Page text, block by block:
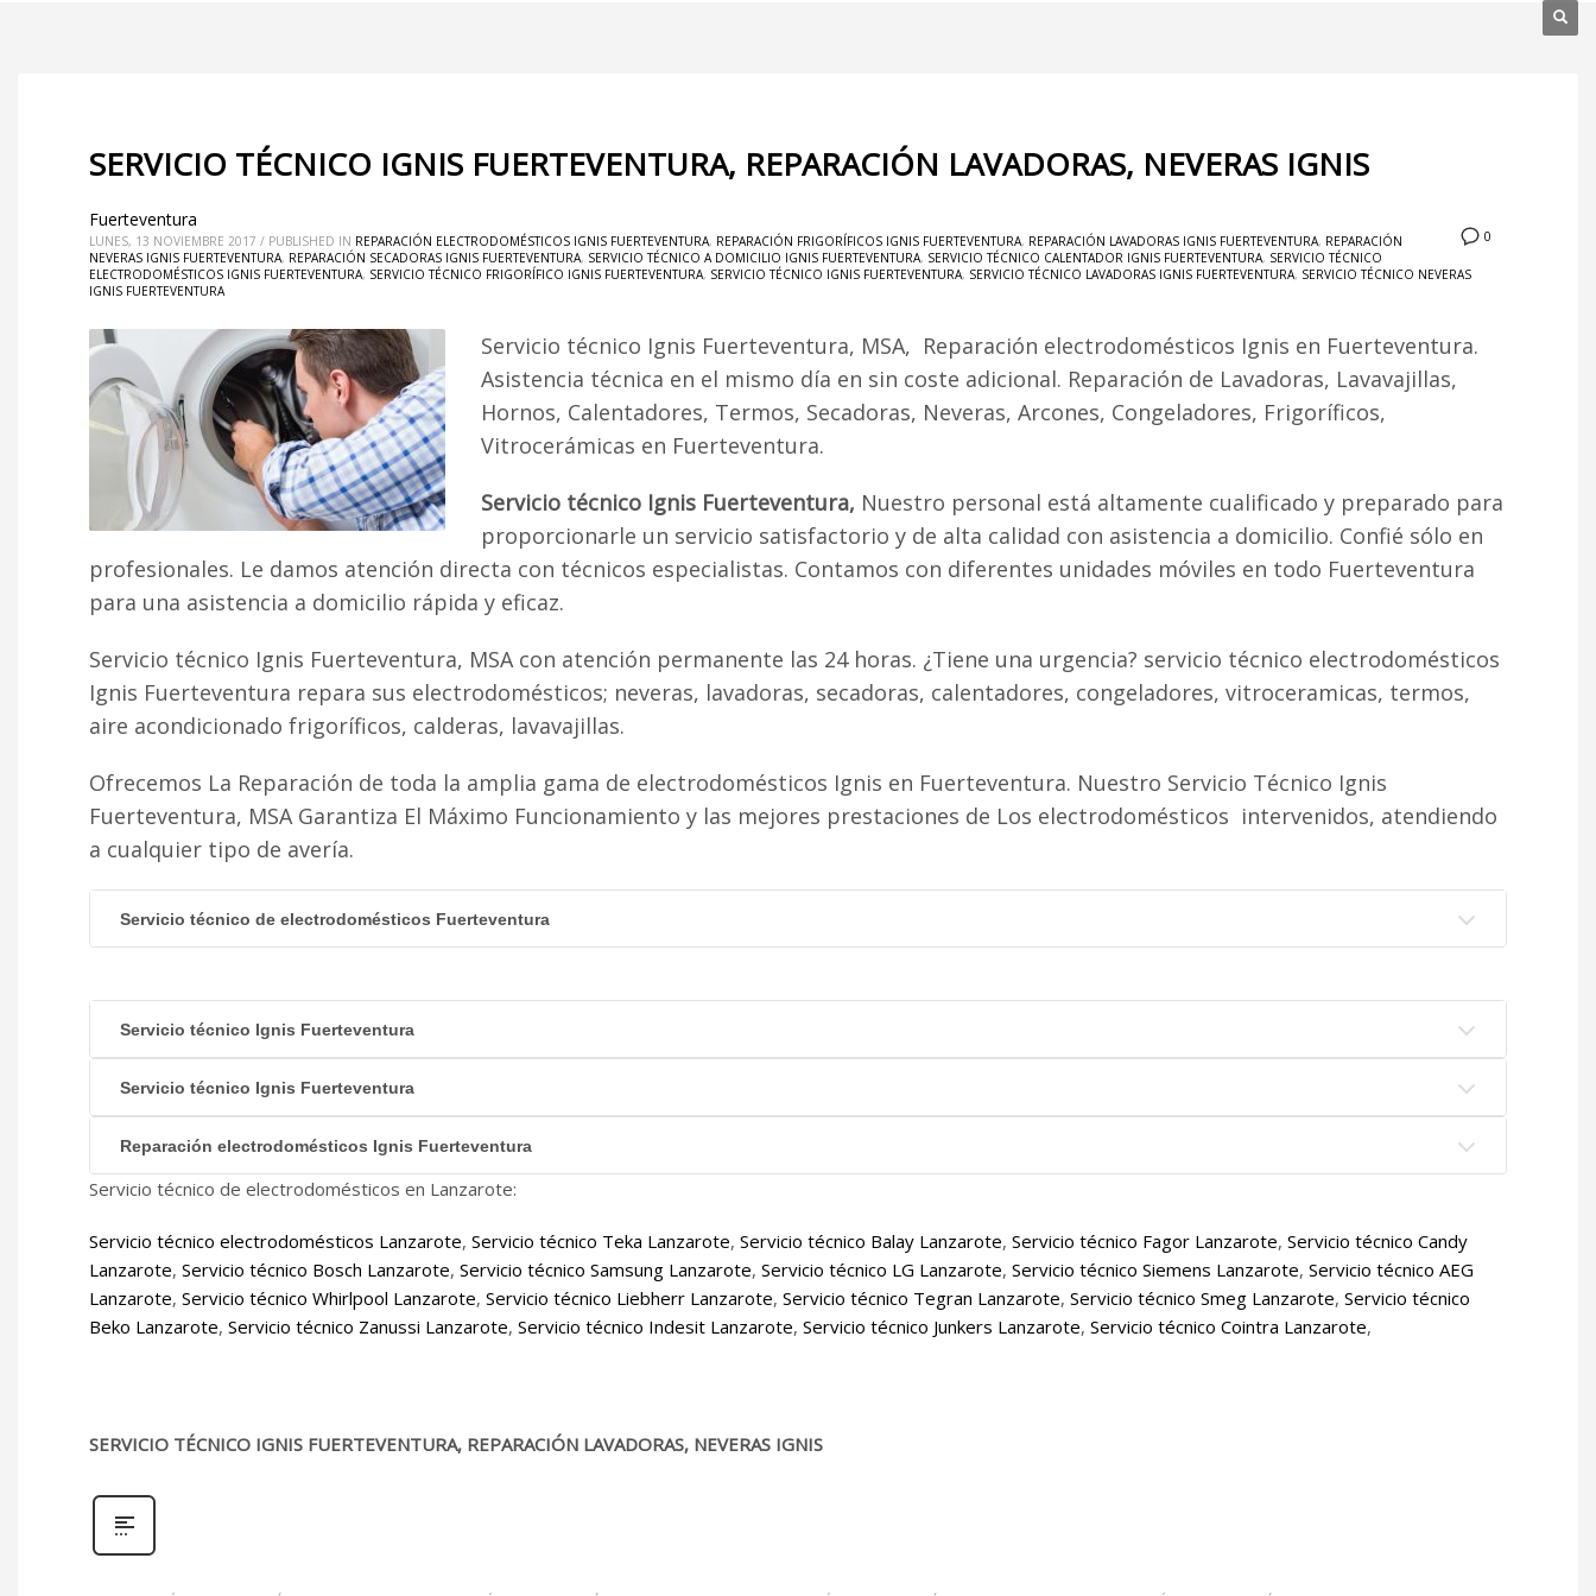
SERVICIO TÉCNICO IGNIS FUERTEVENTURA, REPARACIÓN LAVADORAS, NEVERAS IGNIS
0
Fuerteventura
LUNES, 13 NOVIEMBRE 2017 / PUBLISHED IN REPARACIÓN ELECTRODOMÉSTICOS IGNIS FUERTEVENTURA, REPARACIÓN FRIGORÍFICOS IGNIS FUERTEVENTURA, REPARACIÓN LAVADORAS IGNIS FUERTEVENTURA, REPARACIÓN
NEVERAS IGNIS FUERTEVENTURA, REPARACIÓN SECADORAS IGNIS FUERTEVENTURA, SERVICIO TÉCNICO A DOMICILIO IGNIS FUERTEVENTURA, SERVICIO TÉCNICO CALENTADOR IGNIS FUERTEVENTURA, SERVICIO TÉCNICO
ELECTRODOMÉSTICOS IGNIS FUERTEVENTURA, SERVICIO TÉCNICO FRIGORÍFICO IGNIS FUERTEVENTURA, SERVICIO TÉCNICO IGNIS FUERTEVENTURA, SERVICIO TÉCNICO LAVADORAS IGNIS FUERTEVENTURA, SERVICIO TÉCNICO NEVERAS
IGNIS FUERTEVENTURA
Servicio técnico Ignis Fuerteventura, MSA, Reparación electrodomésticos Ignis en Fuerteventura.
Asistencia técnica en el mismo día en sin coste adicional. Reparación de Lavadoras, Lavavajillas,
Hornos, Calentadores, Termos, Secadoras, Neveras, Arcones, Congeladores, Frigoríficos,
Vitrocerámicas en Fuerteventura.
Servicio técnico Ignis Fuerteventura, Nuestro personal está altamente cualificado y preparado para
proporcionarle un servicio satisfactorio y de alta calidad con asistencia a domicilio. Confié sólo en
profesionales. Le damos atención directa con técnicos especialistas. Contamos con diferentes unidades móviles en todo Fuerteventura
para una asistencia a domicilio rápida y eficaz.
Servicio técnico Ignis Fuerteventura, MSA con atención permanente las 24 horas. ¿Tiene una urgencia? servicio técnico electrodomésticos
Ignis Fuerteventura repara sus electrodomésticos; neveras, lavadoras, secadoras, calentadores, congeladores, vitroceramicas, termos,
aire acondicionado frigoríficos, calderas, lavavajillas.
Ofrecemos La Reparación de toda la amplia gama de electrodomésticos Ignis en Fuerteventura. Nuestro Servicio Técnico Ignis
Fuerteventura, MSA Garantiza El Máximo Funcionamiento y las mejores prestaciones de Los electrodomésticos intervenidos, atendiendo
a cualquier tipo de avería.
Servicio técnico de electrodomésticos Fuerteventura
Servicio técnico Ignis Fuerteventura
Servicio técnico Ignis Fuerteventura
Reparación electrodomésticos Ignis Fuerteventura
Servicio técnico de electrodomésticos en Lanzarote:
Servicio técnico electrodomésticos Lanzarote, Servicio técnico Teka Lanzarote, Servicio técnico Balay Lanzarote, Servicio técnico Fagor Lanzarote, Servicio técnico Candy
Lanzarote, Servicio técnico Bosch Lanzarote, Servicio técnico Samsung Lanzarote, Servicio técnico LG Lanzarote, Servicio técnico Siemens Lanzarote, Servicio técnico AEG
Lanzarote, Servicio técnico Whirlpool Lanzarote, Servicio técnico Liebherr Lanzarote, Servicio técnico Tegran Lanzarote, Servicio técnico Smeg Lanzarote, Servicio técnico
Beko Lanzarote, Servicio técnico Zanussi Lanzarote, Servicio técnico Indesit Lanzarote, Servicio técnico Junkers Lanzarote, Servicio técnico Cointra Lanzarote,
SERVICIO TÉCNICO IGNIS FUERTEVENTURA, REPARACIÓN LAVADORAS, NEVERAS IGNIS